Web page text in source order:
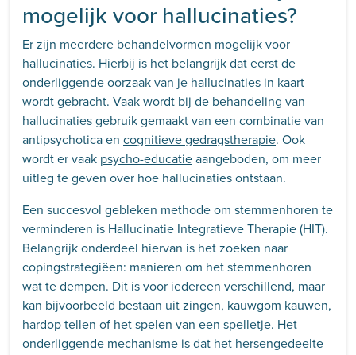
mogelijk voor hallucinaties?
Er zijn meerdere behandelvormen mogelijk voor
hallucinaties. Hierbij is het belangrijk dat eerst de
onderliggende oorzaak van je hallucinaties in kaart
wordt gebracht. Vaak wordt bij de behandeling van
hallucinaties gebruik gemaakt van een combinatie van
antipsychotica en cognitieve gedragstherapie. Ook
wordt er vaak psycho-educatieaangeboden, om meer
uitleg te geven over hoe hallucinaties ontstaan.
Een succesvol gebleken methode om stemmenhoren te
verminderen is Hallucinatie Integratieve Therapie (HIT).
Belangrijk onderdeel hiervan is het zoeken naar
copingstrategiëen: manieren om het stemmenhoren
wat te dempen. Dit is voor iedereen verschillend, maar
kan bijvoorbeeld bestaan uit zingen, kauwgom kauwen,
hardop tellen of het spelen van een spelletje. Het
onderliggende mechanisme is dat het hersengedeelte